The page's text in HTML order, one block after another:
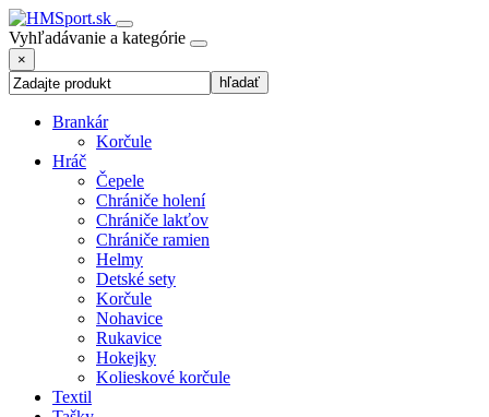
Vyhľadávanie a kategórie
×
Brankár
Korčule
Hráč
Čepele
Chrániče holení
Chrániče lakťov
Chrániče ramien
Helmy
Detské sety
Korčule
Nohavice
Rukavice
Hokejky
Kolieskové korčule
Textil